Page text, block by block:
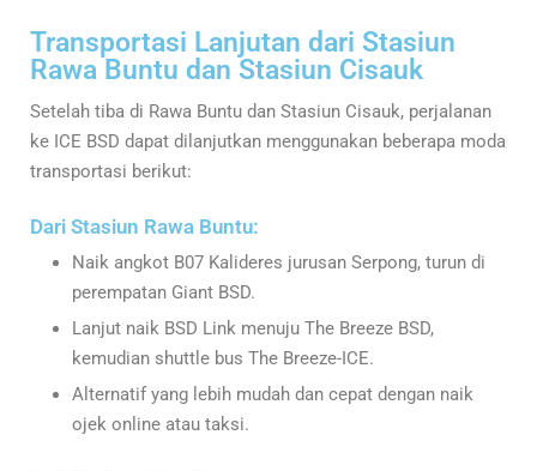
Transportasi Lanjutan dari Stasiun
Rawa Buntu dan Stasiun Cisauk
Setelah tiba di Rawa Buntu dan Stasiun Cisauk, perjalanan
ke ICE BSD dapat dilanjutkan menggunakan beberapa moda
transportasi berikut:
Dari Stasiun Rawa Buntu:
Naik angkot B07 Kalideres jurusan Serpong, turun di
perempatan Giant BSD.
Lanjut naik BSD Link menuju The Breeze BSD,
kemudian shuttle bus The Breeze-ICE.
Alternatif yang lebih mudah dan cepat dengan naik
ojek online atau taksi.